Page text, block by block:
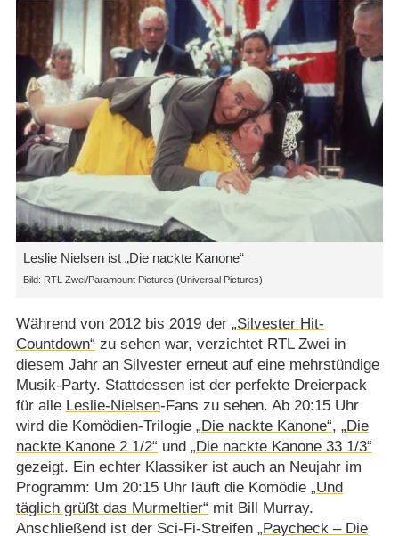
Leslie Nielsen ist „Die nackte Kanone“
RTL Zwei/​Paramount Pictures (Universal Pictures)
Während von 2012 bis 2019 der „Silvester Hit-
Countdown“ zu sehen war, verzichtet RTL Zwei in
diesem Jahr an Silvester erneut auf eine mehrstündige
Musik-Party. Stattdessen ist der perfekte Dreierpack
für alle Leslie-Nielsen-Fans zu sehen. Ab 20:15 Uhr
wird die Komödien-Trilogie „Die nackte Kanone“, „Die
nackte Kanone 2 1/​2“ und „Die nackte Kanone 33 1/​3“
gezeigt. Ein echter Klassiker ist auch an Neujahr im
Programm: Um 20:15 Uhr läuft die Komödie „Und
täglich grüßt das Murmeltier“ mit Bill Murray.
Anschließend ist der Sci-Fi-Streifen „Paycheck – Die